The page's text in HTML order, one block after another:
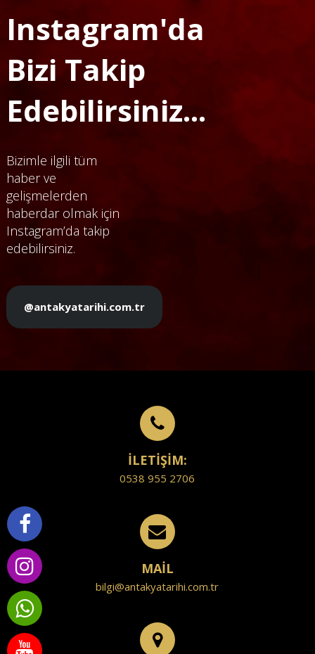
Instagram'da
Bizi Takip
Edebilirsiniz...
Bizimle ilgili tüm
haber ve
gelişmelerden
haberdar olmak için
Instagram’da takip
edebilirsiniz.
@antakyatarihi.com.tr
İLETİŞİM:
0538 955 2706
MAİL
bilgi@antakyatarihi.com.tr